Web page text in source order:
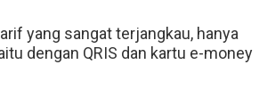
yang sangat terjangkau, hanya
dengan QRIS dan kartu e-money